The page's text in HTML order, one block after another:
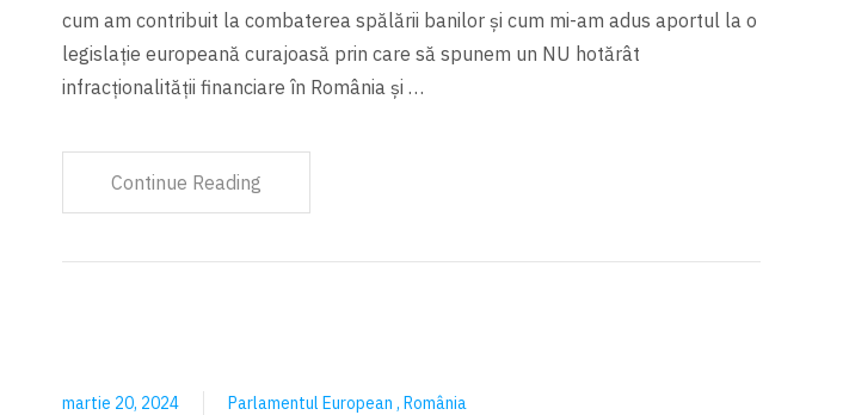
cum am contribuit la combaterea spălării banilor și cum mi-am adus aportul la o
legislație europeană curajoasă prin care să spunem un NU hotărât
infracționalității financiare în România și …
Continue Reading
martie 20, 2024 Parlamentul European România